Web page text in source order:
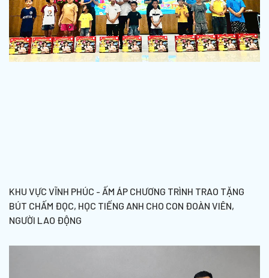
KHU VỰC VĨNH PHÚC - ẤM ÁP CHƯƠNG TRÌNH TRAO TẶNG
BÚT CHẤM ĐỌC, HỌC TIẾNG ANH CHO CON ĐOÀN VIÊN,
NGƯỜI LAO ĐỘNG